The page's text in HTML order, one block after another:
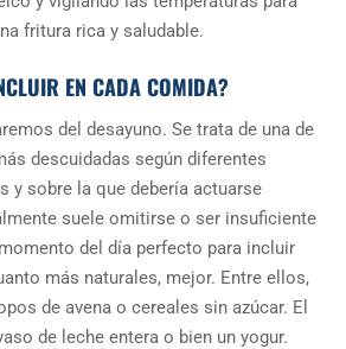
fritura rica y saludable.
EN CADA COMIDA?
del desayuno. Se trata de una de
descuidadas según diferentes
y sobre la que debería actuarse
suele omitirse o ser insuficiente
del día perfecto para incluir
más naturales, mejor. Entre ellos,
de avena o cereales sin azúcar. El
de leche entera o bien un yogur.